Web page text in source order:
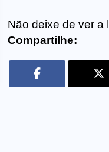
Não deixe de ver a
Compartilhe: